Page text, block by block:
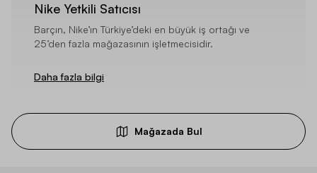
Nike Yetkili Satıcısı
Barçın, Nike’ın Türkiye’deki en büyük iş ortağı ve
25’den fazla mağazasının işletmecisidir.
Daha fazla bilgi
Mağazada Bul